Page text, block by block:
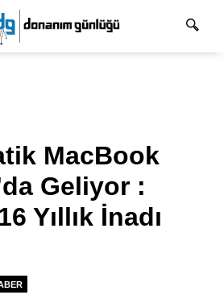
MacBook
Geliyor :
Yıllık İnadı